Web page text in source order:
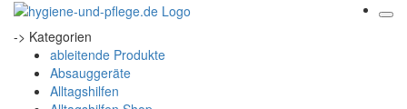
-> Kategorien
ableitende Produkte
Absauggeräte
Alltagshilfen